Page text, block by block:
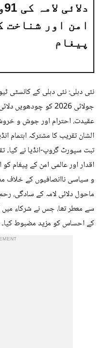
امن اور شناخت
پیغام
عقیدت، احترام اور جوش و
الشان تقریب کا مشترکہ اہتمام
تبت سپورٹ گروپ-انڈیا نے کیا۔
اقدار اور عالمی امن کے پیغام
و سیاسی ناانصافیوں کے خلاف
ماحول دلائی لامہ کے سادگی،
سے معطر تھا، جس نے شرکاء میں
کے احساس کو مزید مضبوط کیا۔